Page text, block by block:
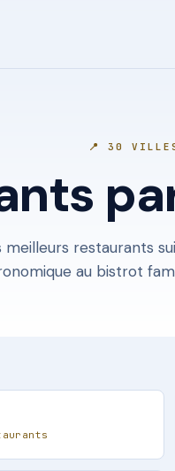
📍 30
meilleurs restaurants
au bistrot